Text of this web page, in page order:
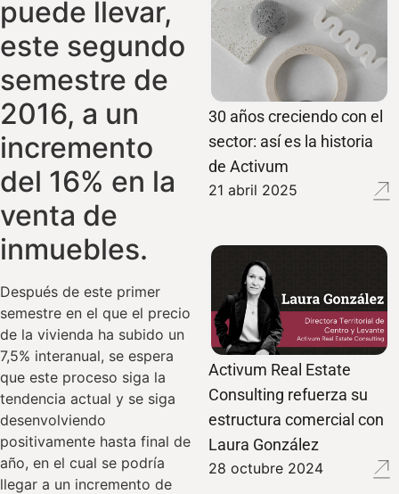
puede llevar,
este segundo
semestre de
2016, a un
incremento
del 16% en la
venta de
inmuebles.
Después de este primer
semestre en el que el precio
de la vivienda ha subido un
7,5% interanual, se espera
que este proceso siga la
tendencia actual y se siga
desenvolviendo
positivamente hasta final de
año, en el cual se podría
llegar a un incremento de
30 años creciendo con el
sector: así es la historia
de Activum
21 abril 2025
Activum Real Estate
Consulting refuerza su
estructura comercial con
Laura González
28 octubre 2024